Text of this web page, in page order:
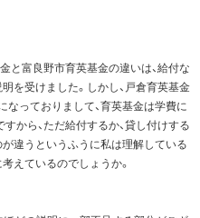
と富良野市育英基金の違いは、給付な
を受けました。しかし、戸倉育英基金
っておりまして、育英基金は学費に
から、ただ給付するか、貸し付けする
違うというふうに私は理解している
えているのでしょうか。